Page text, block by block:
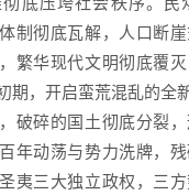
底压垮社会秩序。民
制彻底瓦解，人口断
繁华现代文明彻底覆
期，开启蛮荒混乱的全
破碎的国土彻底分裂
年动荡与势力洗牌，
夷三大独立政权，三